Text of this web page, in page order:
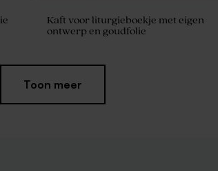
Kaft voor liturgieboekje met eigen
ontwerp en goudfolie
Toon meer